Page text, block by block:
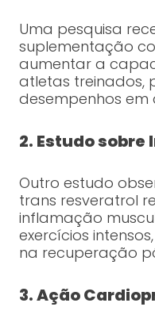
Uma pesquisa
suplementação
aumentar a
atletas treinados,
desempenhos em
2. Estudo
Outro estudo
trans resveratrol
inflamação
exercícios
na recuperação
3. Ação